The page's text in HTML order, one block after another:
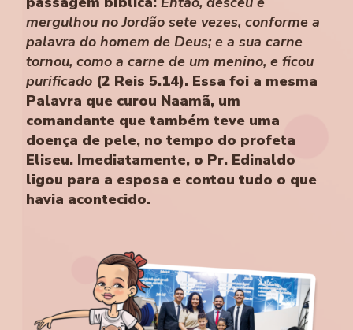
mergulhou no Jordão sete vezes, conforme a
palavra do homem de Deus; e a sua carne
tornou, como a carne de um menino, e ficou
purificado (2 Reis 5.14). Essa foi a mesma
Palavra que curou Naamã, um
comandante que também teve uma
doença de pele, no tempo do profeta
Eliseu. Imediatamente, o Pr. Edinaldo
ligou para a esposa e contou tudo o que
havia acontecido.